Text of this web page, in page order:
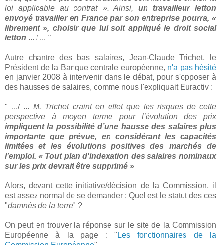
loi applicable au contrat ». Ainsi, un travailleur letton
envoyé travailler en France par son entreprise pourra, «
librement », choisir que lui soit appliqué le droit social
letton ... / ... "
Autre chantre des bas salaires, Jean-Claude Trichet, le
Président de la Banque centrale européenne, n'a pas hésité
en janvier 2008 à intervenir dans le débat, pour s'opposer à
des hausses de salaires, comme nous l'expliquait Euractiv :
" .../ ... M. Trichet craint en effet que les risques de cette
perspective à moyen terme pour l’évolution des prix
impliquent la possibilité d’une hausse des salaires plus
importante que prévue, en considérant les capacités
limitées et les évolutions positives des marchés de
l’emploi. « Tout plan d'indexation des salaires nominaux
sur les prix devrait être supprimé »
Alors, devant cette initiative/décision de la Commission, il
est assez normal de se demander : Quel est le statut des ces
"damnés de la terre" ?
On peut en trouver la réponse sur le site de la Commission
Européenne à la page : " Les fonctionnaires de la